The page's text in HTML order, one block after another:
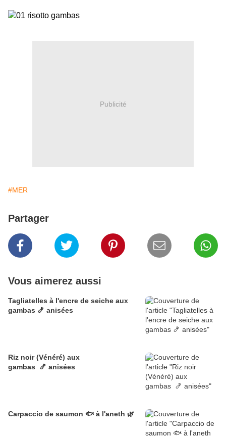
Publicité
#MER
Partager
Vous aimerez aussi
Tagliatelles à l'encre de seiche aux
gambas 🍤 anisées
Riz noir (Vénéré) aux
gambas 🍤 anisées
Carpaccio de saumon 🐟 à l'aneth 🌿